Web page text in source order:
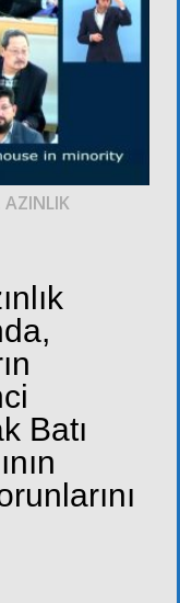
AZINLIK
Batı